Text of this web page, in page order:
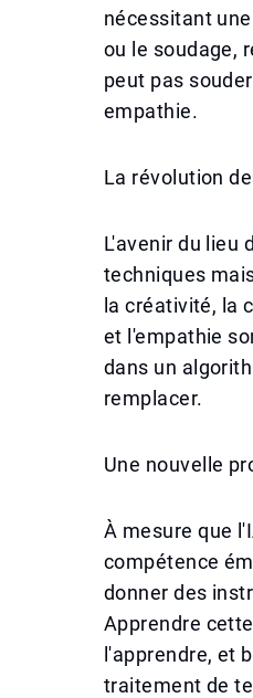
nécessitant
ou le soudage,
peut pas
empathie.
La révolution
L'avenir du lieu
techniques
la créativité, la
et l'empathie
dans un
remplacer.
Une nouvelle
À mesure que
compétence
donner des
Apprendre
l'apprendre, et
traitement de